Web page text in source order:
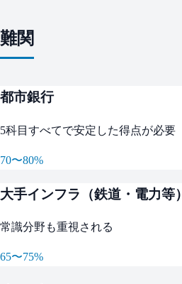
難関
都市銀行
5科目すべてで安定した得点が必要
70〜80%
大手インフラ（鉄道・電力等）
常識分野も重視される
65〜75%